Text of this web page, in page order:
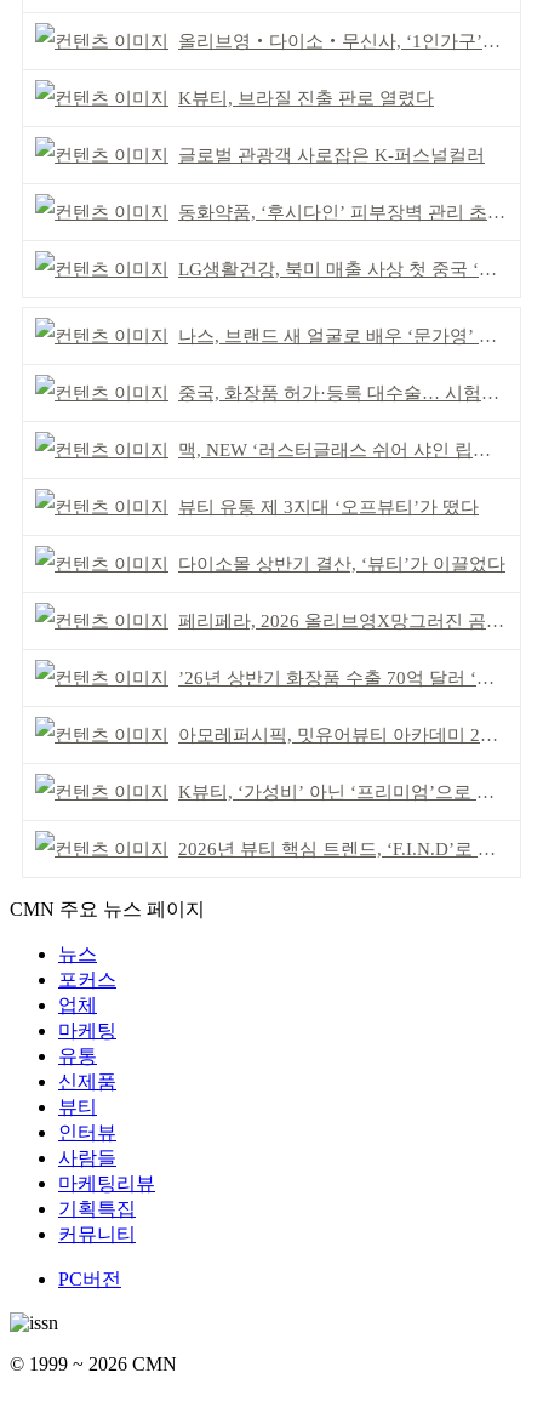
올리브영‧다이소‧무신사, ‘1인가구’가 이끈다
K뷰티, 브라질 진출 판로 열렸다
글로벌 관광객 사로잡은 K-퍼스널컬러
동화약품, ‘후시다인’ 피부장벽 관리 초점 ‘리브랜딩’
LG생활건강, 북미 매출 사상 첫 중국 ‘추월’
나스, 브랜드 새 얼굴로 배우 ‘문가영’ 발탁
중국, 화장품 허가·등록 대수술… 시험자료 공용 허용
맥, NEW ‘러스터글래스 쉬어 샤인 립스틱’ 출시
뷰티 유통 제 3지대 ‘오프뷰티’가 떴다
다이소몰 상반기 결산, ‘뷰티’가 이끌었다
페리페라, 2026 올리브영X망그러진 곰 콜라보
’26년 상반기 화장품 수출 70억 달러 ‘역대 최고’
아모레퍼시픽, 밋유어뷰티 아카데미 2기 발대식
K뷰티, ‘가성비’ 아닌 ‘프리미엄’으로 승부걸어야
2026년 뷰티 핵심 트렌드, ‘F.I.N.D’로 읽는다
CMN 주요 뉴스 페이지
뉴스
포커스
업체
마케팅
유통
신제품
뷰티
인터뷰
사람들
마케팅리뷰
기획특집
커뮤니티
PC버전
© 1999 ~ 2026 CMN